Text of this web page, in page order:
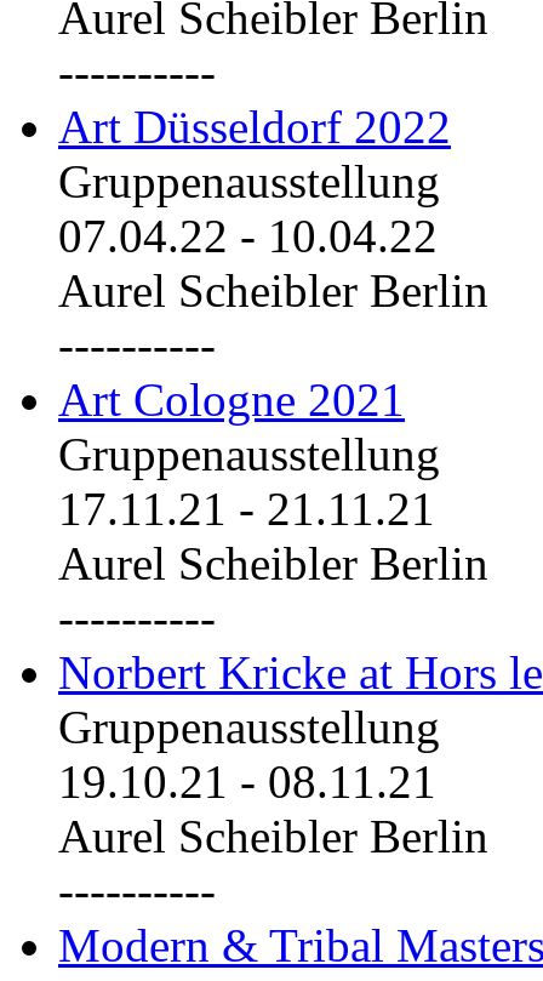
Aurel Scheibler Berlin
----------
Art Düsseldorf 2022
Gruppenausstellung
07.04.22 - 10.04.22
Aurel Scheibler Berlin
----------
Art Cologne 2021
Gruppenausstellung
17.11.21 - 21.11.21
Aurel Scheibler Berlin
----------
Norbert Kricke at Hors
Gruppenausstellung
19.10.21 - 08.11.21
Aurel Scheibler Berlin
----------
Modern & Tribal